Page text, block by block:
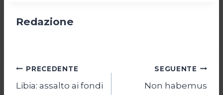
Redazione
Navigazione
PRECEDENTE
Libia: assalto ai fondi
SEGUENTE
Non habemus